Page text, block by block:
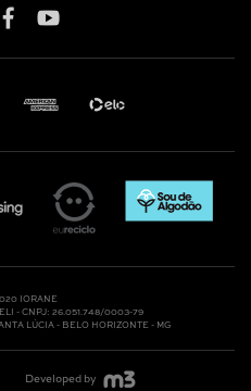
IORANE
- CNPJ: 26.051.748/0003-79
LÚCIA - BELO HORIZONTE - MG
Developed by